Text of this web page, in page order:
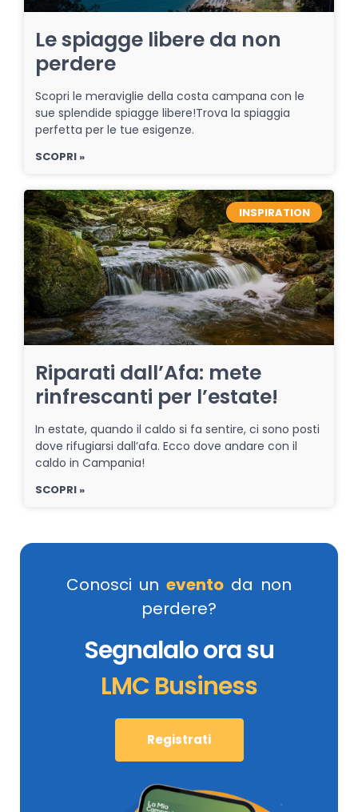
Le spiagge libere da non
perdere
Scopri le meraviglie della costa campana con le
sue splendide spiagge libere!Trova la spiaggia
perfetta per le tue esigenze.
SCOPRI »
INSPIRATION
Riparati dall’Afa: mete
rinfrescanti per l’estate!
In estate, quando il caldo si fa sentire, ci sono posti
dove rifugiarsi dall’afa. Ecco dove andare con il
caldo in Campania!
SCOPRI »
Conosci un evento da non
perdere?
Segnalalo ora su
LMC Business
Registrati